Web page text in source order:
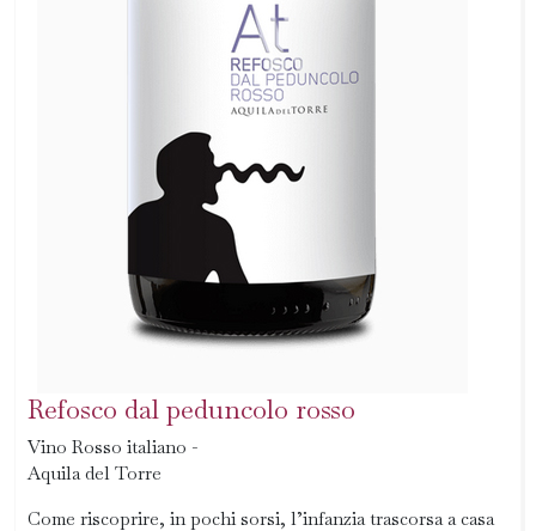
Refosco dal peduncolo rosso
Vino Rosso italiano -
Aquila del Torre
Come riscoprire, in pochi sorsi, l’infanzia trascorsa a casa